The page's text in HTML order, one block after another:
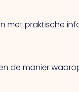
met praktische
de manier